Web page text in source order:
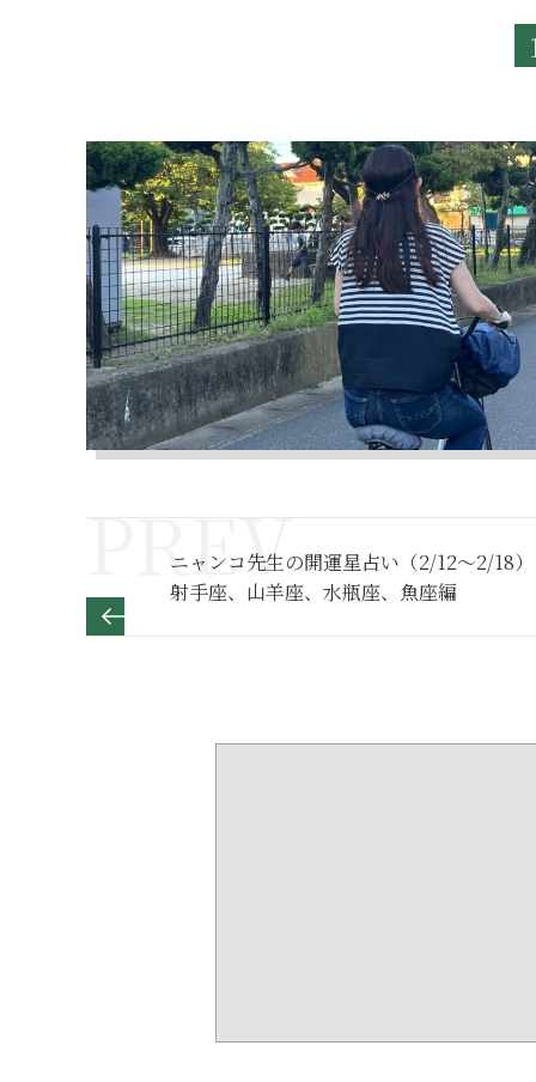
ニャンコ先生の開運星占い（2/12～2/18）
射手座、山羊座、水瓶座、魚座編